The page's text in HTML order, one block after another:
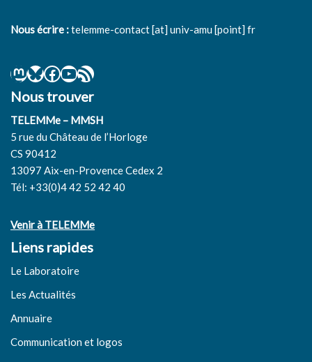
Nous écrire :telemme-contact [at] univ-amu [point] fr
Nous trouver
TELEMMe – MMSH
5 rue du Château de l’Horloge
CS 90412
13097 Aix-en-Provence Cedex 2
Tél: +33(0)4 42 52 42 40
Venir à TELEMMe
Liens rapides
Le Laboratoire
Les Actualités
Annuaire
Communication et logos